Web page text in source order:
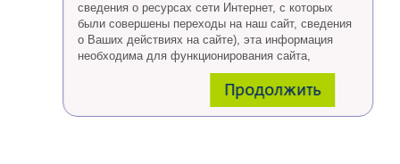
сведения о ресурсах сети Интернет, с которых
были совершены переходы на наш сайт, сведения
о Ваших действиях на сайте), эта информация
необходима для функционирования сайта,
проведения ретаргетинга, а также статистических
Eсли Вы согласны, продолжайте пользоваться
сайтом, если Вы не хотите, чтобы Ваши данные
Продолжить